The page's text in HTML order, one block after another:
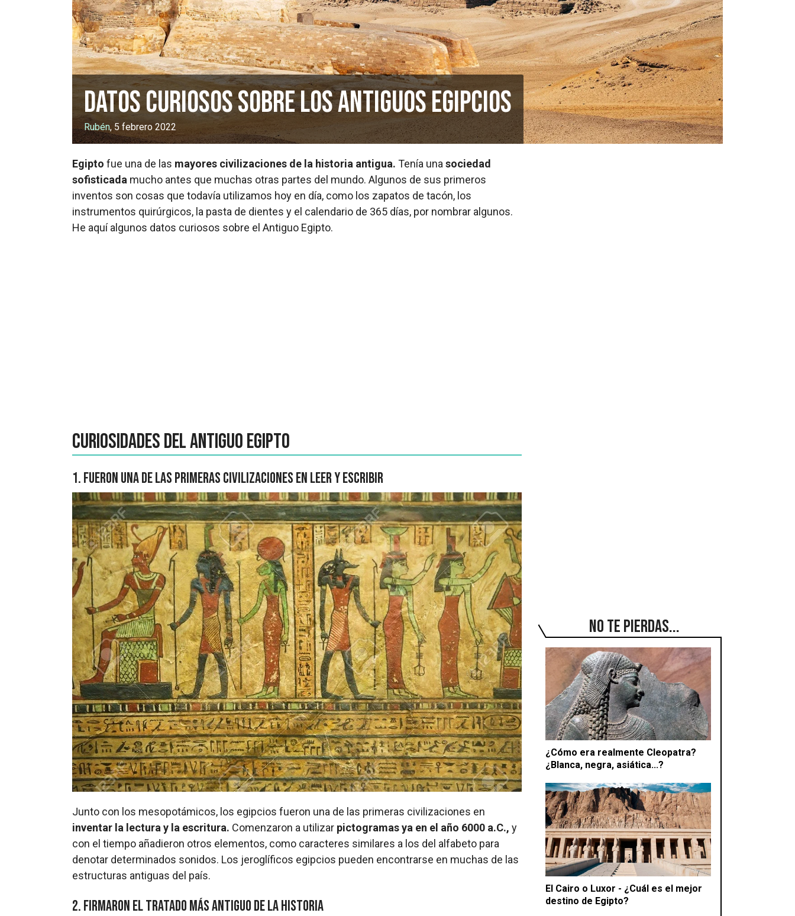
Datos curiosos sobre los antiguos egipcios
Rubén, 5 febrero 2022
No te pierdas...
¿Cómo era realmente Cleopatra?
¿Blanca, negra, asiática...?
El Cairo o Luxor - ¿Cuál es el mejor
destino de Egipto?
Egipto fue una de las mayores civilizaciones de la historia antigua. Tenía una sociedad
sofisticada mucho antes que muchas otras partes del mundo. Algunos de sus primeros
inventos son cosas que todavía utilizamos hoy en día, como los zapatos de tacón, los
instrumentos quirúrgicos, la pasta de dientes y el calendario de 365 días, por nombrar algunos.
He aquí algunos datos curiosos sobre el Antiguo Egipto.
Curiosidades del antiguo Egipto
1. Fueron una de las primeras civilizaciones en leer y escribir
Junto con los mesopotámicos, los egipcios fueron una de las primeras civilizaciones en
inventar la lectura y la escritura. Comenzaron a utilizar pictogramas ya en el año 6000 a.C., y
con el tiempo añadieron otros elementos, como caracteres similares a los del alfabeto para
denotar determinados sonidos. Los jeroglíficos egipcios pueden encontrarse en muchas de las
estructuras antiguas del país.
2. Firmaron el tratado más antiguo de la historia